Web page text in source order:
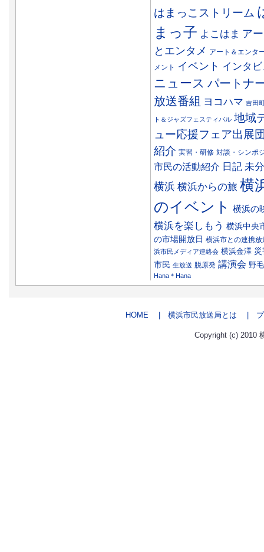
はまっこストリーム
まっ子 よこはま ア
とエンタメ アート＆エンタ
メント
イベント インタ
ニュース パートナ
放送番組 ヨコハマ 吉田
ト＆ジャズフェスティバル 地域
ュー応援フェア出展
紹介 実習・研修 対談・シンポ
市民の活動紹介 日記 未
横浜 横浜からの旅 横
のイベント
横浜の
横浜を楽しもう 横浜中央
の市場開放日 横浜市との連携放
浜市民メディア連絡会 横浜金澤
市民 生放送 脱原発 講演会 野毛
Hana＊Hana
HOME | 横浜市民放送局とは | プ
Copyright (c) 2010